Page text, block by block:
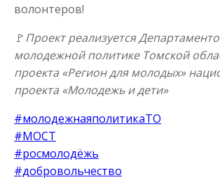
волонтеров!
🚩Проект реализуется
молодежной политике Томской
проекта «Регион для молодых»
проекта «Молодежь и дети»
#молодежнаяполитикаТО
#МОСТ
#росмолодёжь
#добровольчество